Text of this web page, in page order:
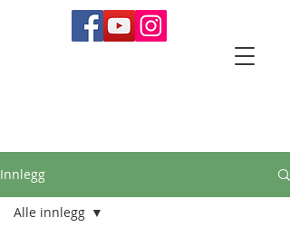
Innlegg
Alle innlegg